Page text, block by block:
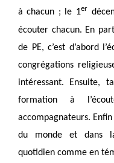
à chacun ; le 1er
écouter chacun. En
de PE, c’est d’abord
congrégations
intéressant. Ensuite,
formation à
accompagnateurs.
du monde et dans
quotidien comme en